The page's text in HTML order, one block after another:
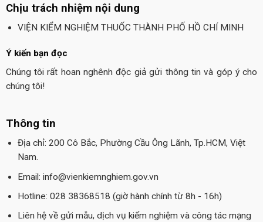
Chịu trách nhiệm nội dung
VIỆN KIỂM NGHIỆM THUỐC THÀNH PHỐ HỒ CHÍ MINH
Ý kiến bạn đọc
Chúng tôi rất hoan nghênh độc giả gửi thông tin và góp ý cho
chúng tôi!
Thông tin
Địa chỉ: 200 Cô Bắc, Phường Cầu Ông Lãnh, Tp.HCM, Việt
Nam.
Email: info@vienkiemnghiem.gov.vn
Hotline: 028 38368518 (giờ hành chính từ 8h - 16h)
Liên hệ về gửi mẫu, dịch vụ kiểm nghiệm và công tác mạng